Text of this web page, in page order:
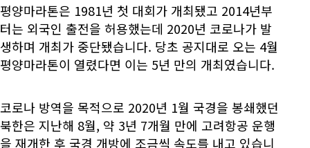
평양마라톤은 1981년 첫 대회가 개최됐고 2014년부
터는 외국인 출전을 허용했는데 2020년 코로나가 발
생하며 개최가 중단됐습니다. 당초 공지대로 오는 4월
평양마라톤이 열렸다면 이는 5년 만의 개최였습니다.
코로나 방역을 목적으로 2020년 1월 국경을 봉쇄했던
북한은 지난해 8월, 약 3년 7개월 만에 고려항공 운행
을 재개한 후 국경 개방에 조금씩 속도를 내고 있습니